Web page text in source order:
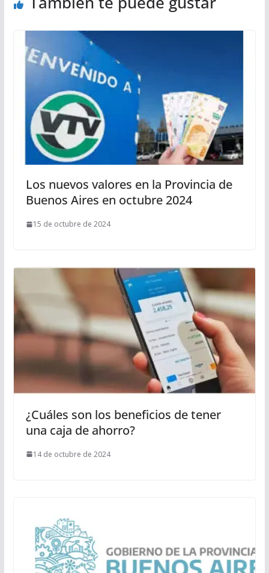
Los nuevos valores en la Provincia de
Buenos Aires en octubre 2024
15 de octubre de 2024
¿Cuáles son los beneficios de tener
una caja de ahorro?
14 de octubre de 2024